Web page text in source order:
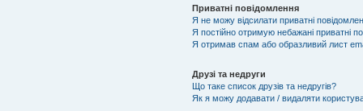
Приватні повідомлення
Я не можу відсилати приватні
Я постійно отримую небажані приватні
Я отримав спам або образливий лист
Друзі та недруги
Що таке список друзів та недругів?
Як я можу додавати / видаляти